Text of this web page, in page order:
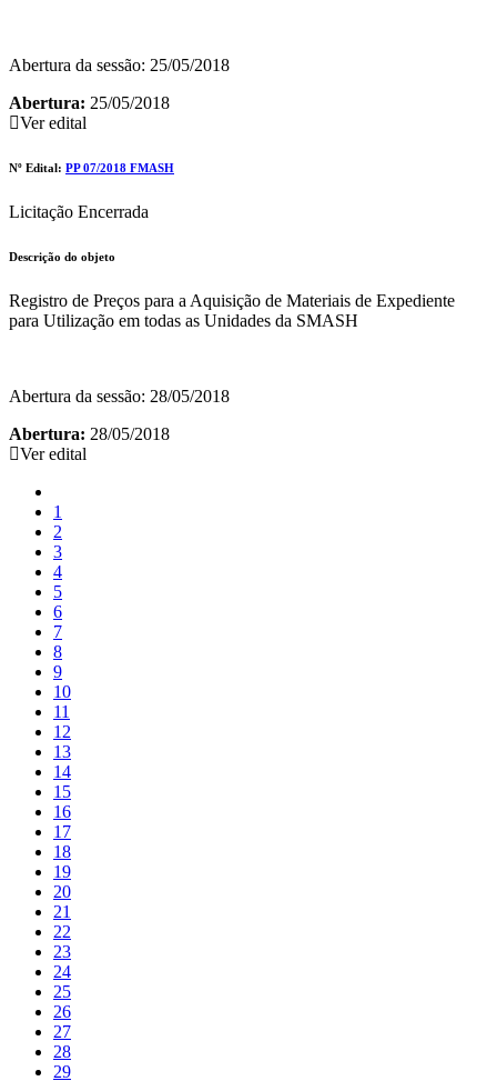
Abertura da sessão: 25/05/2018
Abertura: 25/05/2018
Ver edital
Nº Edital: PP 07/2018 FMASH
Licitação Encerrada
Descrição do objeto
Registro de Preços para a Aquisição de Materiais de Expediente
para Utilização em todas as Unidades da SMASH
Abertura da sessão: 28/05/2018
Abertura: 28/05/2018
Ver edital
1
2
3
4
5
6
7
8
9
10
11
12
13
14
15
16
17
18
19
20
21
22
23
24
25
26
27
28
29